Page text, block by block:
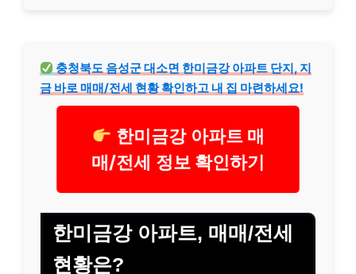
충청북도 음성군 대소면 한미금강 아파트 단지, 지
금 바로 매매/전세 현황 확인하고 내 집 마련하세요!
한미금강 아파트 매
매/전세 정보 확인하기
한미금강 아파트, 매매/전세
현황은?